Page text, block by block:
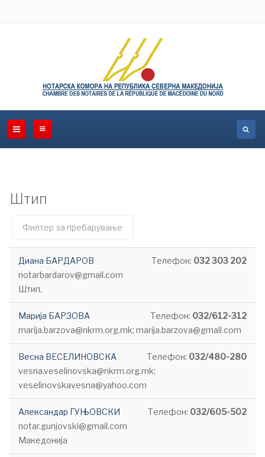
Штип
Необјавено
Филтер
Телефон: 032 303 202
Диана БАРДАРОВ
notarbardarov@gmail.com
Штип,
Телефон: 032/612-312
Марија БАРЗОВА
marija.barzova@nkrm.org.mk; marija.barzova@gmail.com
Телефон: 032/480-280
Весна ВЕСЕЛИНОВСКА
vesna.veselinovska@nkrm.org.mk;
veselinovskavesna@yahoo.com
Телефон: 032/605-502
Александар ГУЊОВСКИ
notar.gunjovski@gmail.com
Македонија